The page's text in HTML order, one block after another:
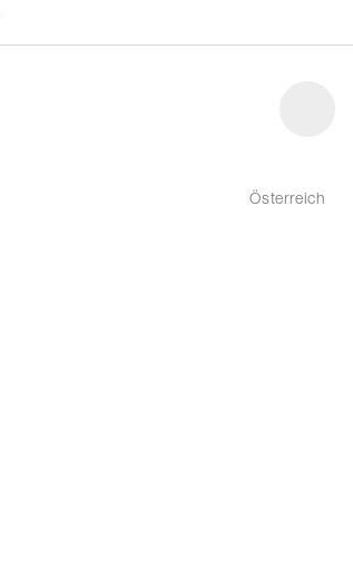
Österreich